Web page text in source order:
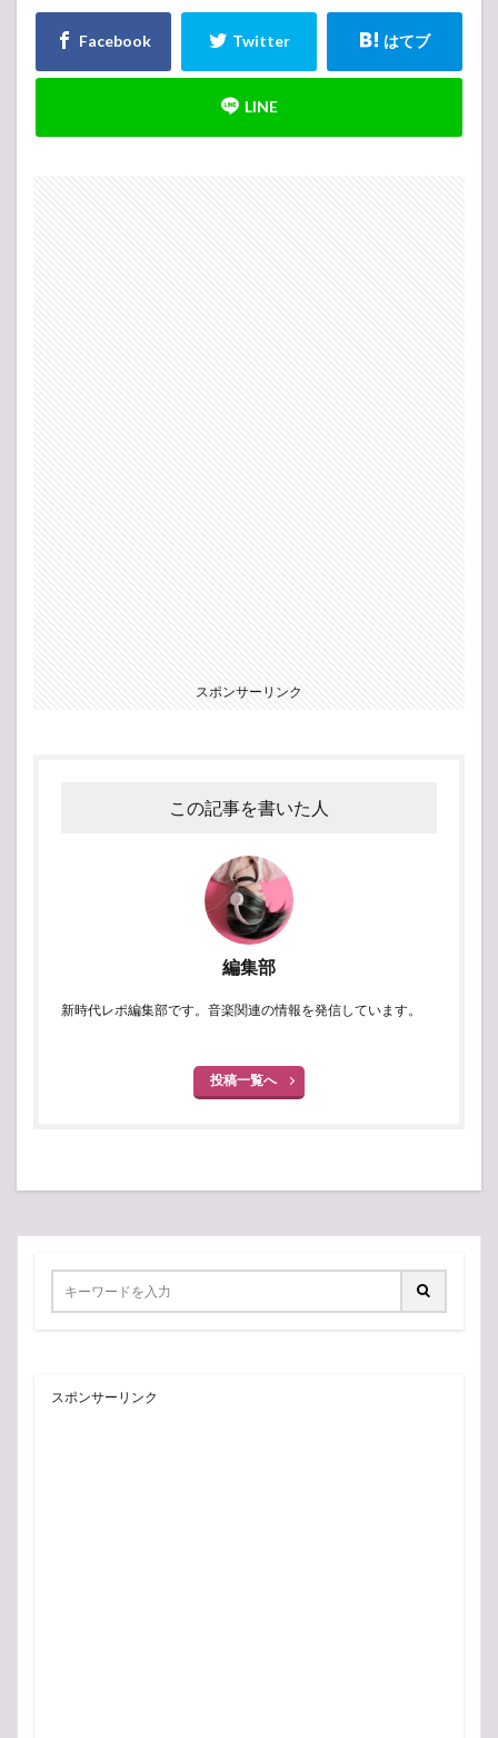
スポンサーリンク
この記事を書いた人
編集部
新時代レポ編集部です。音楽関連の情報を発信しています。
投稿一覧へ
スポンサーリンク